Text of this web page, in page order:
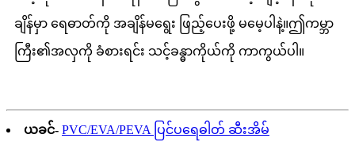
ချိန်မှာ ရေဓာတ်ကို အချိန်မရွေး ဖြည့်ပေးဖို့ မမေ့ပါနဲ့။ဤကမ္ဘာ
ကြီး၏အလှကို ခံစားရင်း သင့်ခန္ဓာကိုယ်ကို ကာကွယ်ပါ။
ယခင်- PVC/EVA/PEVA ပြင်ပရေဓါတ် ဆီးအိမ်